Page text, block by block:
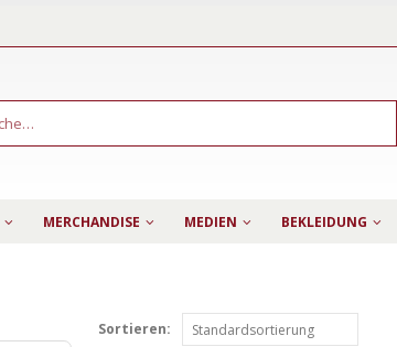
MERCHANDISE MEDIEN BEKLEIDUNG
Sortieren: